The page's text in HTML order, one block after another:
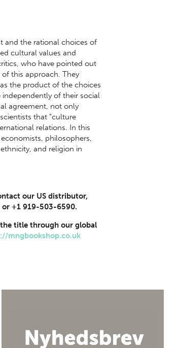
and the rational choices of
cultural values and
who have pointed out
this approach. They
the product of the choices
of their social
agreement, not only
that "culture
relations. In this
philosophers,
and religion in
our US distributor,
or +1 919-503-6590.
title through our global
mngbookshop.co.uk